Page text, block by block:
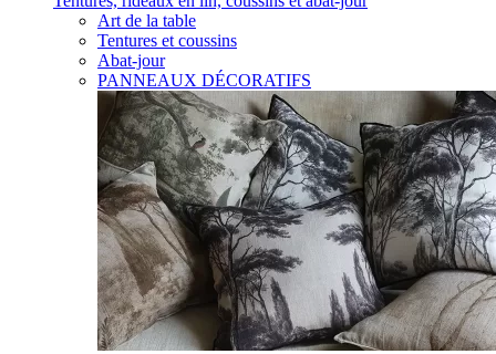
Art de la table
Tentures et coussins
Abat-jour
PANNEAUX DÉCORATIFS